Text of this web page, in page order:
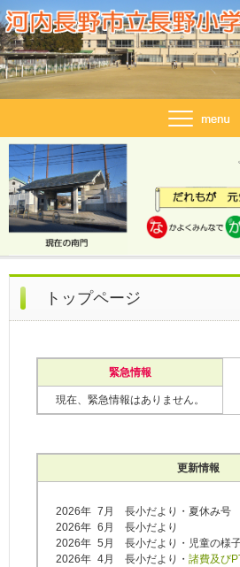
トップページ
緊急情報
現在、緊急情報はありません。
更新情報
2026年 7月 長小だより・夏休み号
2026年 6月 長小だより
2026年 5月 長小だより・児童の様
2026年 4月 長小だより・ 諸費及び